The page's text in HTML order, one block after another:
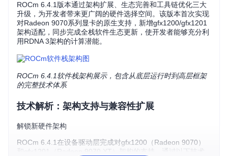
ROCm 6.4.1版本通过架构扩展、生态完善和工具链优化三大
升级，为开发者带来更广阔的硬件选择空间。该版本首次实现
对Radeon 9070系列显卡的原生支持，新增gfx1200/gfx1201
架构适配，同步完成全栈软件生态更新，使开发者能够充分利
用RDNA 3架构的计算潜能。
ROCm 6.4.1软件栈架构展示，包含从底层运行时到高层框架
的完整技术体系
技术解析：架构支持与兼容性扩展
解锁新硬件架构
ROCm 6.4.1在设备驱动层完成对gfx1200（Radeon 9070）
和gfx1201（Radeon 9070 XT）架构的支持，通过以下技术